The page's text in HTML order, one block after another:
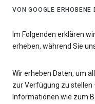
VON GOOGLE ERHOBENE
Im Folgenden erklären
erheben, während Sie
Wir erheben Daten, um
zur Verfügung zu stellen
Informationen wie zum